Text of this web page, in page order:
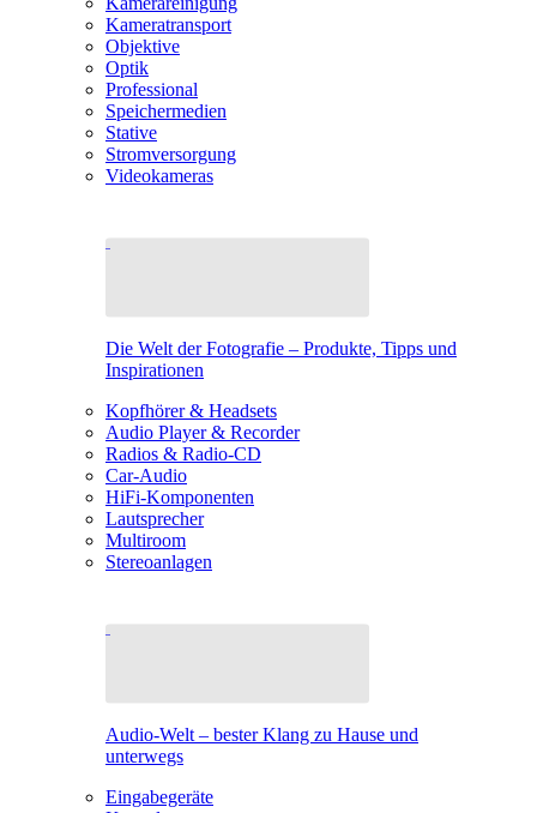
Kameratransport
Objektive
Optik
Professional
Speichermedien
Stative
Stromversorgung
Videokameras
Die Welt der Fotografie – Produkte, Tipps und
Inspirationen
Kopfhörer & Headsets
Audio Player & Recorder
Radios & Radio-CD
Car-Audio
HiFi-Komponenten
Lautsprecher
Multiroom
Stereoanlagen
Audio-Welt – bester Klang zu Hause und
unterwegs
Eingabegeräte